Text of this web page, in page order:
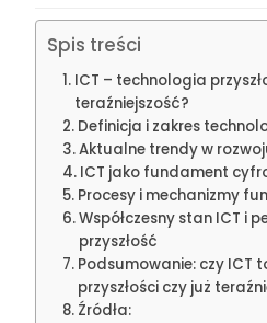
Spis treści
ICT – technologia
teraźniejszość?
Definicja i zakres
Aktualne trendy w
ICT jako fundament
Procesy i mechanizmy
Współczesny stan ICT i
przyszłość
Podsumowanie: czy ICT
przyszłości czy już
Źródła: